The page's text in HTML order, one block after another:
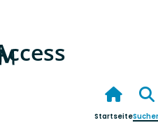
Startseite